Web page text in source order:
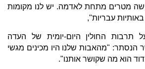
מטרים מתחת לאדמה. יש לנו מקומות
עבריות",
תרבות החולין היום-יומית של העדה
הנסתר: "מהאבות שלנו היו מכינים מגשי
הוא מה שקושר אותנו".